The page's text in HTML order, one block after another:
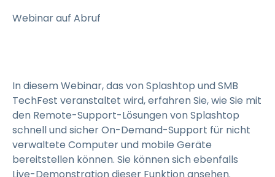
Webinar auf Abruf
In diesem Webinar, das von Splashtop und SMB
TechFest veranstaltet wird, erfahren Sie, wie Sie mit
den Remote-Support-Lösungen von Splashtop
schnell und sicher On-Demand-Support für nicht
verwaltete Computer und mobile Geräte
bereitstellen können. Sie können sich ebenfalls